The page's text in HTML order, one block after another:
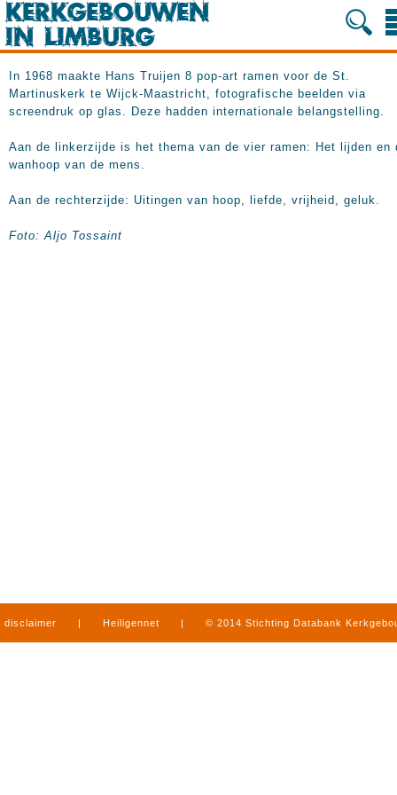
In 1968 maakte Hans Truijen 8 pop-art ramen voor de St.
Martinuskerk te Wijck-Maastricht, fotografische beelden via
screendruk op glas. Deze hadden internationale belangstelling.
Aan de linkerzijde is het thema van de vier ramen: Het lijden en
wanhoop van de mens.
Aan de rechterzijde: Uitingen van hoop, liefde, vrijheid, geluk.
Foto: Aljo Tossaint
disclaimer | Heiligennet | © 2014 Stichting Databank